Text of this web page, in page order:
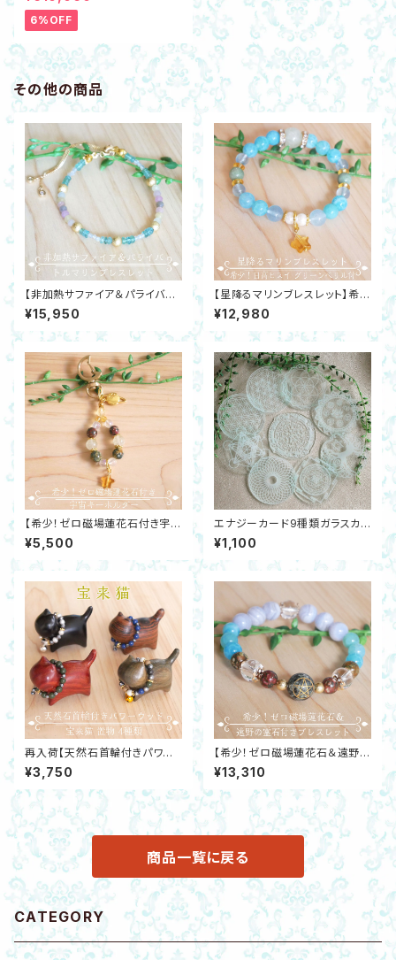
子発生装置 最新機器☆数量限
定で豪華特典あり
6%OFF
その他の商品
【非加熱サファイア＆パライバト
ルマリンブレスレット】K24gpコ
ッパ―ビーズ・ラブラドライト 開
運 邪気除け ゴールド
¥15,950
【星降るマリンブレスレット】希
少！日高ヒスイ・グリーンベリル・
アクアマリン・ラリマー・シトリ
ン・シェルパール 金運 恋愛運 邪
¥12,980
【希少！ゼロ磁場蓮花石付き宇宙
キーホルダー】リビアングラス・
星型シトリン・アクアオーラ 土星
月カン ゴールド 開運 邪気除け
¥5,500
エナジーカード9種類ガラスカラ
ーアクリル製 神聖幾何学模様
ヒーリング 浄化 瞑想
¥1,100
再入荷【天然石首輪付きパワー
ウッド宝来猫4種】金運・勝負運・
浄化・厄除けテラヘルツ北投石
淡水パール 開運
¥3,750
【希少！ゼロ磁場蓮花石＆遠野の
霊石五芒星入付ブレスレット】ラ
リマー・ブルーレースアゲート・
虹入水晶・24Kコーティングコッ
パ―ビーズ 開運
¥13,310
商品一覧に戻る
CATEGORY